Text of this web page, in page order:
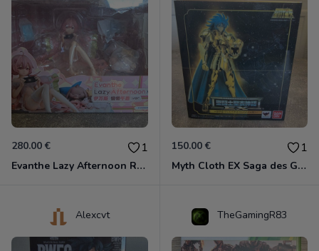
280.00 € 1
Evanthe Lazy Afternoon Red Pride of Eden
150.00 € 1
Myth Cloth EX Saga des Gémeaux
Alexcvt TheGamingR83